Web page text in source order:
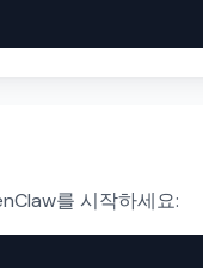
를 시작하세요: